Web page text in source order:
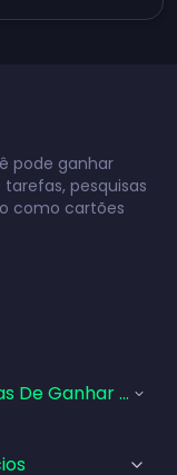
pode ganhar
pesquisas
como cartões
De Ganhar